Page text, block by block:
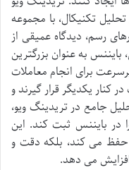
تکنیکال، با مجموعه
رسم، دیدگاه عمیقی از
بایننس به عنوان بزرگترین
برای انجام معاملات
کنار یکدیگر قرار گیرند و
جامع در تریدینگ ویو،
در بایننس ثبت کند. این
حفظ می کند، بلکه دقت و
می دهد.